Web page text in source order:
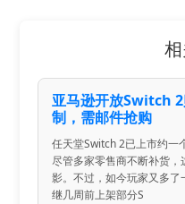
亚马逊开放Switch
制，需邮件抢购
任天堂Switch 2已上市约一
尽管多家零售商不断补货
影。不过，如今玩家又多了
继几周前上架部分S